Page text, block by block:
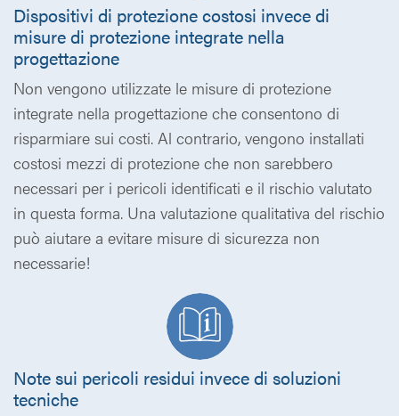
Dispositivi di protezione costosi invece di
misure di protezione integrate nella
progettazione
Non vengono utilizzate le misure di protezione
integrate nella progettazione che consentono di
risparmiare sui costi. Al contrario, vengono installati
costosi mezzi di protezione che non sarebbero
necessari per i pericoli identificati e il rischio valutato
in questa forma. Una valutazione qualitativa del rischio
può aiutare a evitare misure di sicurezza non
necessarie!
Note sui pericoli residui invece di soluzioni
tecniche